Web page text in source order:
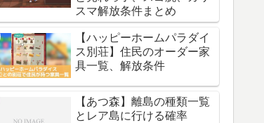
スマ解放条件まとめ
【ハッピーホームパラダイ
ス別荘】住民のオーダー家
具一覧、解放条件
【あつ森】離島の種類一覧
とレア島に行ける確率